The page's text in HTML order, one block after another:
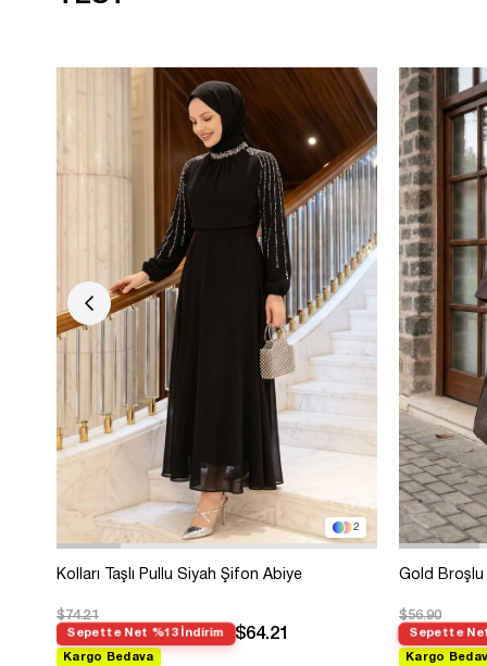
2
Kolları Taşlı Pullu Siyah Şifon Abiye
$74.21
Sepette Net %13 İndirim $64.21
Kargo Bedava
Gold Broşlu
$56.90
Sepette
Kargo